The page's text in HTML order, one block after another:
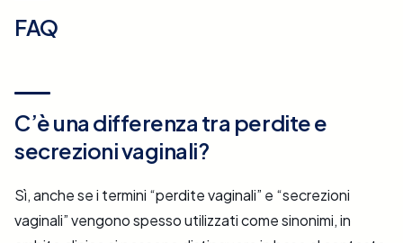
FAQ
C’è una differenza tra perdite e
secrezioni vaginali?
Sì, anche se i termini “perdite vaginali” e “secrezioni
vaginali” vengono spesso utilizzati come sinonimi, in